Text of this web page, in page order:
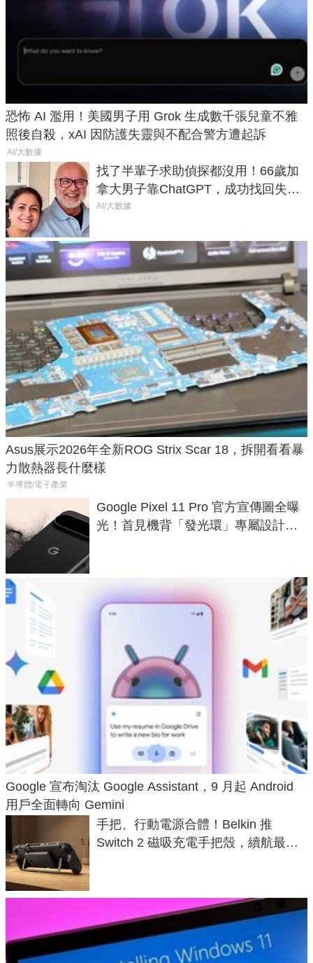
恐怖 AI 濫用！美國男子用 Grok 生成數千張兒童不雅
照後自殺，xAI 因防護失靈與不配合警方遭起訴
AI/大數據
找了半輩子求助偵探都沒用！66歲加
拿大男子靠ChatGPT，成功找回失散
50年家人
AI/大數據
Asus展示2026年全新ROG Strix Scar 18，拆開看看暴
力散熱器長什麼樣
半導體/電子產業
Google Pixel 11 Pro 官方宣傳圖全曝
光！首見機背「發光環」專屬設計、
Google 宣布淘汰 Google Assistant，9 月起 Android
用戶全面轉向 Gemini
手把、行動電源合體！Belkin 推
Switch 2 磁吸充電手把殼，續航最高